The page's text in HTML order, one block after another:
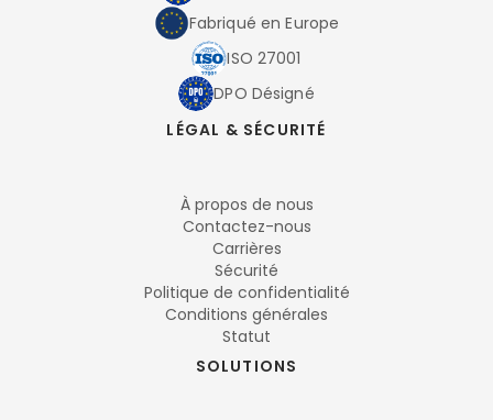
Fabriqué en Europe
ISO 27001
DPO Désigné
LÉGAL & SÉCURITÉ
À propos de nous
Contactez-nous
Carrières
Sécurité
Politique de confidentialité
Conditions générales
Statut
SOLUTIONS